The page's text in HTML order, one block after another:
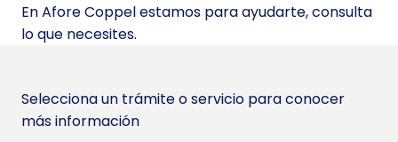
En Afore Coppel estamos para ayudarte, consulta
lo que necesites.
Selecciona un trámite o servicio para conocer
más información